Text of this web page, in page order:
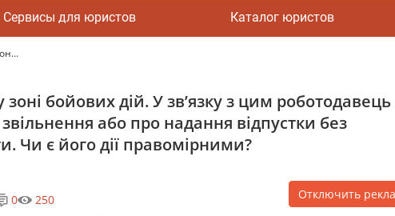
Сервисы для юристов Каталог юристов
бойових дій. У зв’язку з цим роботодавець
або про надання відпустки без
Чи є його дії правомірними?
0 250 Отключить